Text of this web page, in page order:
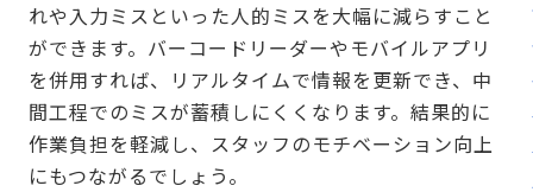
れや入力ミスといった人的ミスを大幅に減らすこと
ができます。バーコードリーダーやモバイルアプリ
を併用すれば、リアルタイムで情報を更新でき、中
間工程でのミスが蓄積しにくくなります。結果的に
作業負担を軽減し、スタッフのモチベーション向上
にもつながるでしょう。